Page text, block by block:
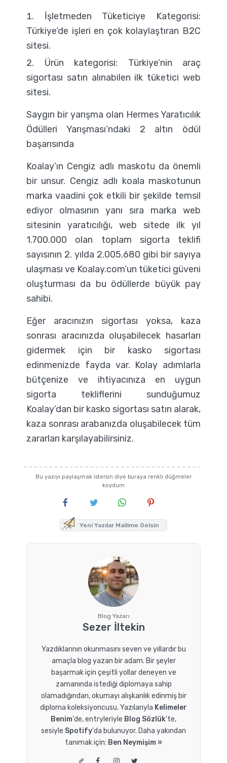
İşletmeden Tüketiciye Kategorisi:
Türkiye’de işleri en çok kolaylaştıran B2C
sitesi.
Ürün kategorisi: Türkiye’nin araç
sigortası satın alınabilen ilk tüketici web
sitesi.
Saygın bir yarışma olan Hermes Yaratıcılık
Ödülleri Yarışması’ndaki 2 altın ödül
başarısında
Koalay’ın Cengiz adlı maskotu da önemli
bir unsur. Cengiz adlı koala maskotunun
marka vaadini çok etkili bir şekilde temsil
ediyor olmasının yanı sıra marka web
sitesinin yaratıcılığı, web sitede ilk yıl
1.700.000 olan toplam sigorta teklifi
sayısının 2. yılda 2.005.680 gibi bir sayıya
ulaşması ve Koalay.com’un tüketici güveni
oluşturması da bu ödüllerde büyük pay
sahibi.
Eğer aracınızın sigortası yoksa, kaza
sonrası aracınızda oluşabilecek hasarları
gidermek için bir kasko sigortası
edinmenizde fayda var. Kolay adımlarla
bütçenize ve ihtiyacınıza en uygun
sigorta tekliflerini sunduğumuz
Koalay’dan bir kasko sigortası satın alarak,
kaza sonrası arabanızda oluşabilecek tüm
zararları karşılayabilirsiniz.
Bu yazıyı paylaşmak istersin diye buraya renkli düğmeler
koydum
Yeni Yazılar Mailime Gelsin
Blog Yazarı
Sezer İltekin
Yazdıklarının okunmasını seven ve yıllardır bu
amaçla blog yazan bir adam. Bir şeyler
başarmak için çeşitli yollar deneyen ve
zamanında istediği diplomaya sahip
olamadığından, okumayı alışkanlık edinmiş bir
diploma koleksiyoncusu. Yazılarıyla Kelimeler
Benim'de, entryleriyle Blog Sözlük'te,
sesiyle Spotify'da bulunuyor. Daha yakından
tanımak için: Ben Neymişim »